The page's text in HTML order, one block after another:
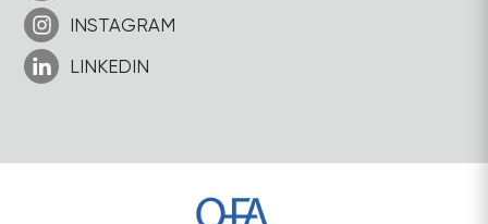
INSTAGRAM
LINKEDIN